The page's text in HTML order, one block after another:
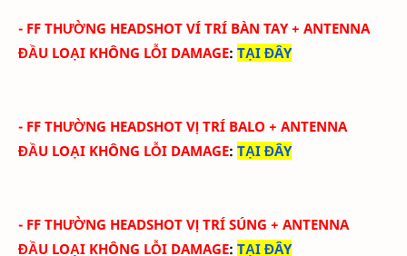
- FF THƯỜNG HEADSHOT VÍ TRÍ BÀN TAY+ ANTENNA
ĐẦU LOẠI KHÔNG LỖI DAMAGE: TẠI ĐÂY
- FF THƯỜNG HEADSHOT VỊ TRÍ BALO + ANTENNA
ĐẦU LOẠI KHÔNG LỖI DAMAGE: TẠI ĐÂY
- FF THƯỜNG HEADSHOT VỊ TRÍ SÚNG + ANTENNA
ĐẦU LOẠI KHÔNG LỖI DAMAGE: TẠI ĐÂY